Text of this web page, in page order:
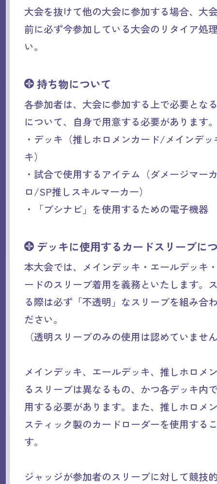
大会を抜けて他の大会に参加する場合、大
前に必ず今参加している大会のリタイア処
い。
持ち物について
各参加者は、大会に参加する上で必要とな
について、自身で用意する必要があります
・デッキ（推しホロメンカード/メインデ
キ）
・試合で使用するアイテム（ダメージマー
ロ/SP推しスキルマーカー）
・「ブシナビ」を使用するための電子機器
デッキに使用するカードスリーブに
本大会では、メインデッキ・エールデッキ
ードのスリーブ着用を義務といたします。
る際は必ず「不透明」なスリーブを組み合
ださい。
（透明スリーブのみの使用は認めていませ
メインデッキ、エールデッキ、推しホロメ
るスリーブは異なるもの、かつ各デッキ内
用する必要があります。また、推しホロメ
スティック製のカードローダーを使用する
す。
ジャッジが参加者のスリーブに対して競技